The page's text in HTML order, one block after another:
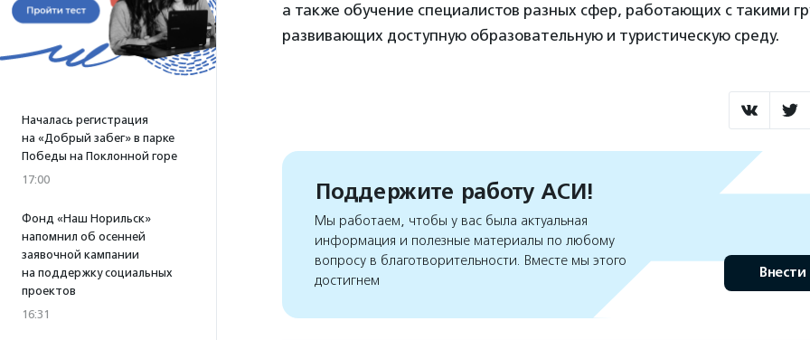
Началась регистрация
на «Добрый забег» в парке
Победы на Поклонной горе
17:00
Фонд «Наш Норильск»
напомнил об осенней
заявочной кампании
на поддержку социальных
проектов
16:31
а также обучение специалистов разных сфер, работающих с такими
развивающих доступную образовательную и туристическую среду.
Поддержите работу АСИ!
Мы работаем, чтобы у вас была актуальная
информация и полезные материалы по любому
вопросу в благотворительности. Вместе мы этого
достигнем
Внести